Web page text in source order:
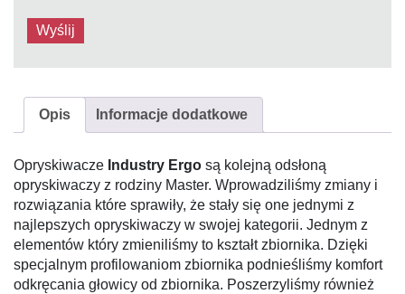
Opis Informacje dodatkowe
Opryskiwacze Industry Ergo są kolejną odsłoną
opryskiwaczy z rodziny Master. Wprowadziliśmy zmiany i
rozwiązania które sprawiły, że stały się one jednymi z
najlepszych opryskiwaczy w swojej kategorii. Jednym z
elementów który zmieniliśmy to kształt zbiornika. Dzięki
specjalnym profilowaniom zbiornika podnieśliśmy komfort
odkręcania głowicy od zbiornika. Poszerzyliśmy również